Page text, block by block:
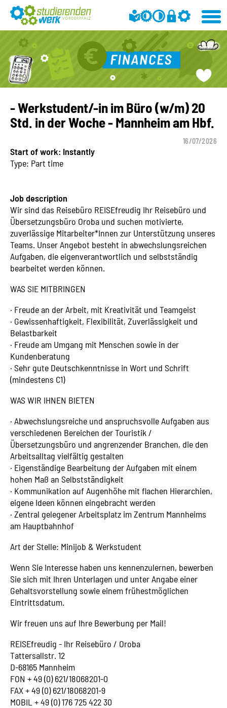
- Werkstudent/-in im Büro (w/m) 20
Std. in der Woche - Mannheim am Hbf.
16/07/2026
Start of work: Instantly
Type: Part time
Job description
Wir sind das Reisebüro REISEfreudig Ihr Reisebüro und
Übersetzungsbüro Oroba und suchen motivierte,
zuverlässige Mitarbeiter*Innen zur Unterstützung unseres
Teams. Unser Angebot besteht in abwechslungsreichen
Aufgaben, die eigenverantwortlich und selbstständig
bearbeitet werden können.
WAS SIE MITBRINGEN
· Freude an der Arbeit, mit Kreativität und Teamgeist
· Gewissenhaftigkeit, Flexibilität, Zuverlässigkeit und
Belastbarkeit
· Freude am Umgang mit Menschen sowie in der
Kundenberatung
· Sehr gute Deutschkenntnisse in Wort und Schrift
(mindestens C1)
WAS WIR IHNEN BIETEN
· Abwechslungsreiche und anspruchsvolle Aufgaben aus
verschiedenen Bereichen der Touristik /
Übersetzungsbüro und angrenzender Branchen, die den
Arbeitsalltag vielfältig gestalten
· Eigenständige Bearbeitung der Aufgaben mit einem
hohen Maß an Selbstständigkeit
· Kommunikation auf Augenhöhe mit flachen Hierarchien,
eigene Ideen können eingebracht werden
· Zentral gelegener Arbeitsplatz im Zentrum Mannheims
am Hauptbahnhof
Art der Stelle: Minijob & Werkstudent
Wenn Sie Interesse haben uns kennenzulernen, bewerben
Sie sich mit Ihren Unterlagen und unter Angabe einer
Gehaltsvorstellung sowie einem frühestmöglichen
Eintrittsdatum.
Wir freuen uns auf Ihre Bewerbung per Mail!
REISEfreudig - Ihr Reisebüro / Oroba
Tattersallstr. 12
D-68165 Mannheim
FON + 49 (0) 621/18068201-0
FAX + 49 (0) 621/18068201-9
MOBIL + 49 (0) 176 725 422 30